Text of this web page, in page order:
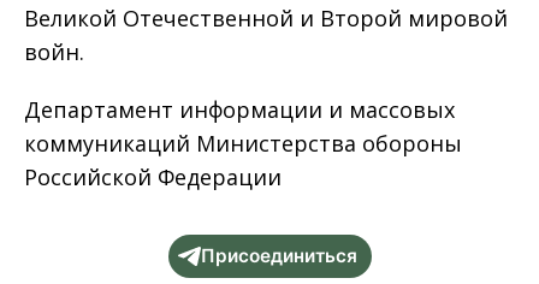
Великой Отечественной и Второй мировой
войн.
Департамент информации и массовых
коммуникаций Министерства обороны
Российской Федерации
Присоединиться